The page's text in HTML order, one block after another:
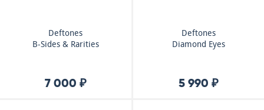
Deftones
B-Sides & Rarities
7 000 ₽
Deftones
Diamond Eyes
5 990 ₽